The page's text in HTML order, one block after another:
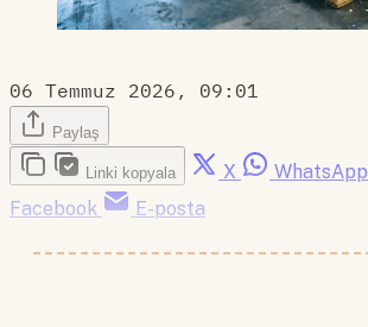
06 Temmuz 2026, 09:01
Paylaş
Linki kopyala X WhatsApp
Facebook
E-posta